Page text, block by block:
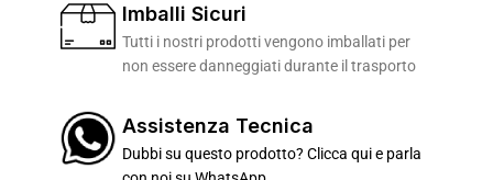
Imballi Sicuri
Tutti i nostri prodotti vengono imballati per
non essere danneggiati durante il trasporto
Assistenza Tecnica
Dubbi su questo prodotto? Clicca qui e parla